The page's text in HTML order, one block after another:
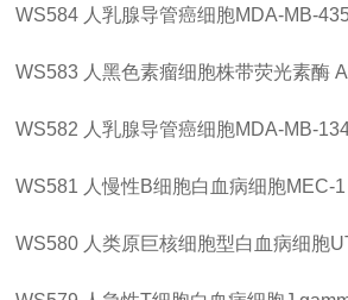
WS584 人乳腺导管癌细胞MDA-MB-
WS583 人黑色素瘤细胞株带荧光素酶
WS582 人乳腺导管癌细胞MDA-MB-
WS581 人慢性B细胞白血病细胞MEC-1
WS580 人类原巨核细胞型白血病细胞